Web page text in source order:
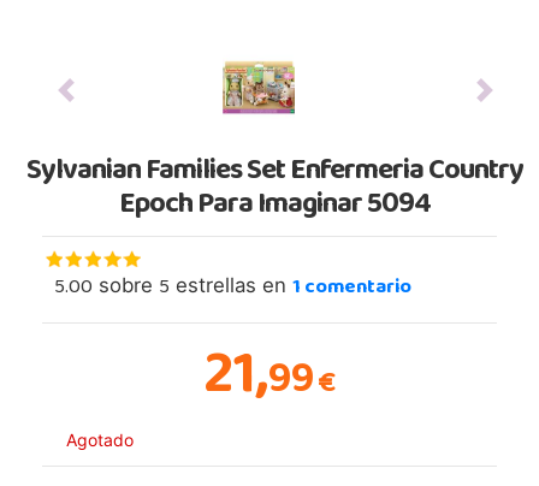
Previous Next
Sylvanian Families Set Enfermeria Country
Epoch Para Imaginar 5094
5.00 sobre 5 estrellas en 1comentario
21,99€
Agotado